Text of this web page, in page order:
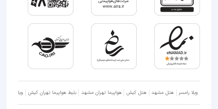
ویلا رامسر هتل مشهد هتل کیش هواپیما تهران مشهد بلیط هواپیما تهران کیش ویلا شمال